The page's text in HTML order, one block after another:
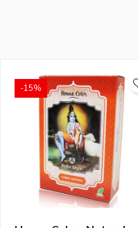
-15%